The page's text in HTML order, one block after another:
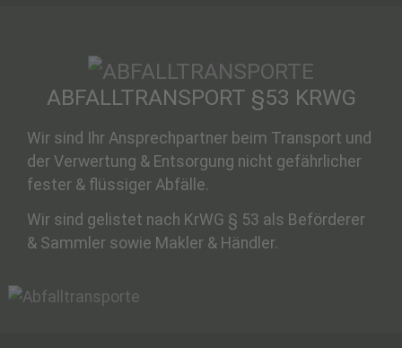
ABFALLTRANSPORT §53 KRWG
Wir sind Ihr Ansprechpartner beim Transport und
der Verwertung & Entsorgung nicht gefährlicher
fester & flüssiger Abfälle.
Wir sind gelistet nach KrWG § 53 als Beförderer
& Sammler sowie Makler & Händler.